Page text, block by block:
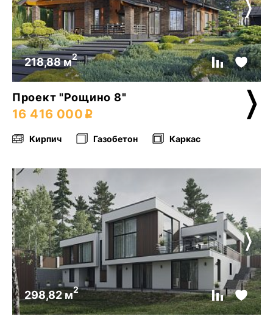
218,88 м2
Проект "Рощино 8"
16 416 000
Кирпич Газобетон Каркас
298,82 м2